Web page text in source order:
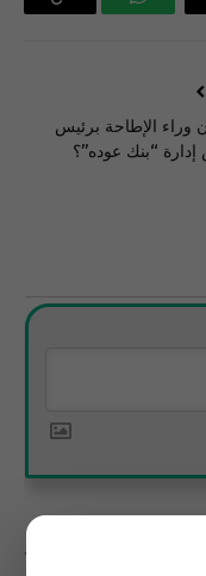
واتساب Copy
وراء الإطاحة برئيس
“بنك عوده”؟